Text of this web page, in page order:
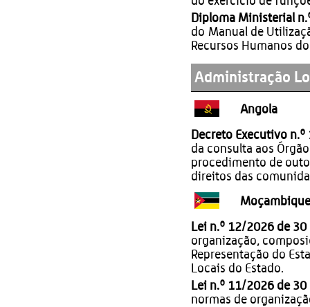
Diploma Ministerial
do Manual de
Recursos Humanos
Administração
Angola
Decreto Executivo
da consulta aos
procedimento de
direitos das
Lei n.º 12/2026 de
organização,
Representação do
Locais do Estado.
Lei n.º 11/2026 de
normas de